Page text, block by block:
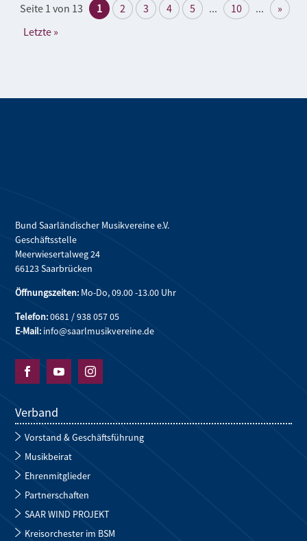
Seite 1 von 13 1 2 3 4 5 ... 10 ...
»
Letzte »
Bund Saarländischer Musikvereine e.V.
Geschäftsstelle
Meerwiesertalweg 24
66123 Saarbrücken
Öffnungszeiten: Mo-Do, 09.00 -13.00 Uhr
Telefon:0681 / 938 057 05
E-Mail: info@saarlmusikvereine.de
  
Verband
Vorstand & Geschäftsführung
Musikbeirat
Ehrenmitglieder
Partnerschaften
SAAR WIND PROJEKT
Kreisorchester im BSM